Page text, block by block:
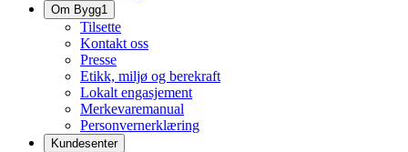
Om Bygg1
Tilsette
Kontakt oss
Presse
Etikk, miljø og berekraft
Lokalt engasjement
Merkevaremanual
Personvernerklæring
Kundesenter